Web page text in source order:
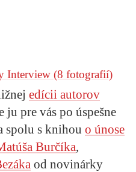
Interview(8 fotografií)
edícii autorov
ju pre vás po úspešne
spolu s knihou o únose
Burčíka,
od novinárky